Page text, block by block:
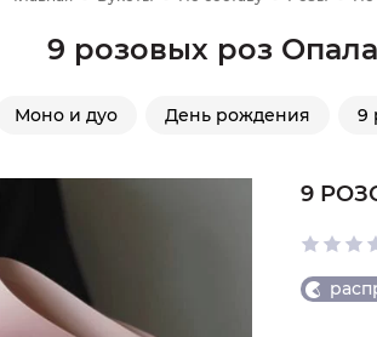
9 розовых роз
Моно и дуо День рождения 9
9